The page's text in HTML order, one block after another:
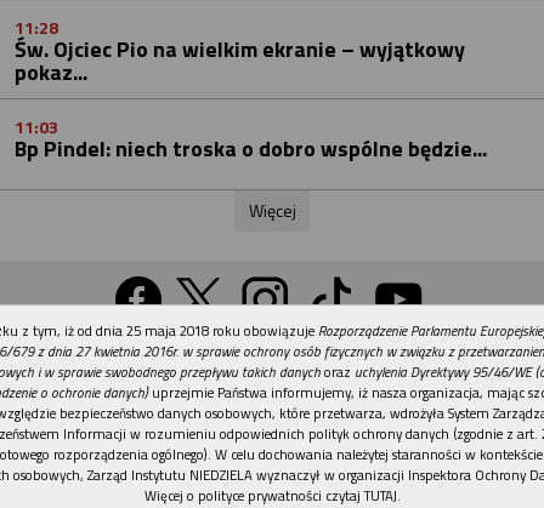
11:28
Św. Ojciec Pio na wielkim ekranie – wyjątkowy
pokaz...
11:03
Bp Pindel: niech troska o dobro wspólne będzie...
Więcej
Wersja na komputer
Działy Tematy Kontakt Reklama
Patronaty
Polityka prywatności
REKLAMA
z tym, iż od dnia 25 maja 2018 roku obowiązuje Rozporządzenie Parlamentu
679 z dnia 27 kwietnia 2016r. w sprawie ochrony osób fizycznych w związku z
i w sprawie swobodnego przepływu takich danychoraz uchylenia Dyrektywy 95/46/WE
o ochronie danych)uprzejmie Państwa informujemy, iż nasza organizacja, mając
bezpieczeństwo danych osobowych, które przetwarza, wdrożyła System
Informacji w rozumieniu odpowiednich polityk ochrony danych (zgodnie z art.
rozporządzenia ogólnego). W celu dochowania należytej staranności w
osobowych, Zarząd Instytutu NIEDZIELA wyznaczył w organizacji Inspektora Ochrony
Więcej o polityce prywatności czytaj TUTAJ.